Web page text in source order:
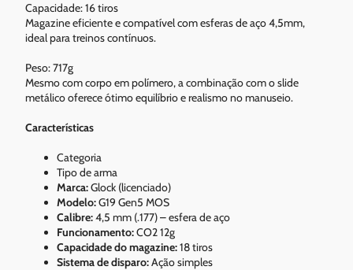
Capacidade: 16 tiros
Magazine eficiente e compatível com esferas de aço 4,5mm,
ideal para treinos contínuos.
Peso: 717g
Mesmo com corpo em polímero, a combinação com o slide
metálico oferece ótimo equilíbrio e realismo no manuseio.
Características
Categoria
Tipo de arma
Marca:Glock (licenciado)
Modelo:G19 Gen5 MOS
Calibre:4,5 mm (.177) – esfera de aço
Funcionamento:CO2 12g
Capacidade do magazine:18 tiros
Sistema de disparo:Ação simples